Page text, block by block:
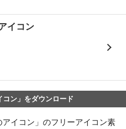
イコン
コン」をダウンロード
アイコン」のフリーアイコン素